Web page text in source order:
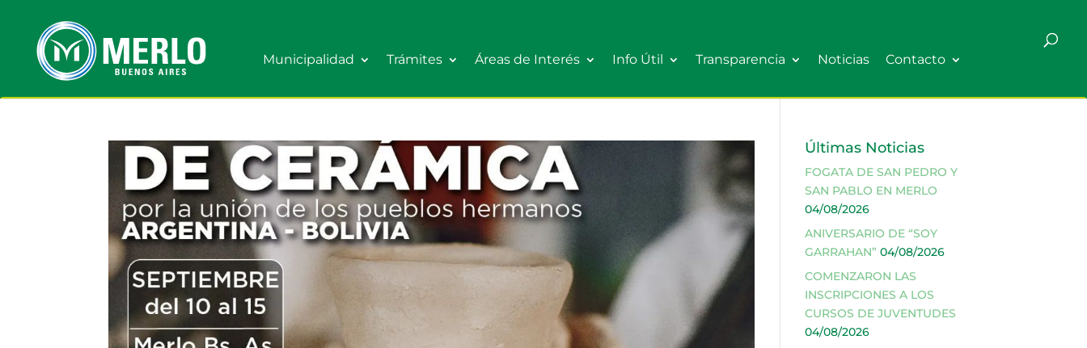
Municipalidad Trámites Áreas de Interés Info Útil Transparencia Noticias Contacto
Últimas Noticias
FOGATA DE SAN PEDRO Y
SAN PABLO EN MERLO
04/08/2026
ANIVERSARIO DE “SOY
GARRAHAN” 04/08/2026
COMENZARON LAS
INSCRIPCIONES A LOS
CURSOS DE JUVENTUDES
04/08/2026